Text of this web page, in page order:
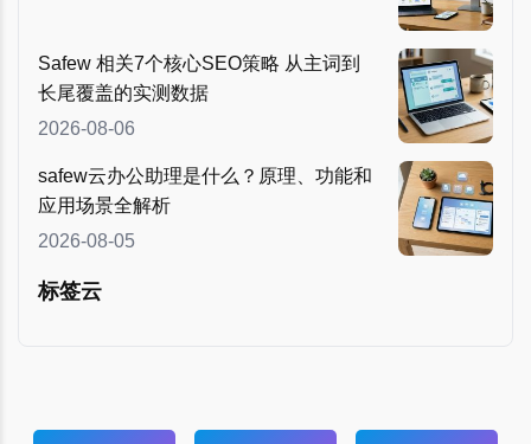
Safew 相关7个核心SEO策略 从主词到
长尾覆盖的实测数据
2026-08-06
safew云办公助理是什么？原理、功能和
应用场景全解析
2026-08-05
标签云